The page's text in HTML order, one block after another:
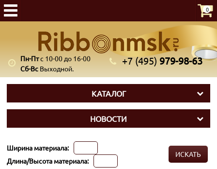
0
Пн-Птс 10-00 до 16-00
Сб-Вс Выходной.
+7 (495) 979-98-63
КАТАЛОГ
НОВОСТИ
Ширина материала:
Длина/Высота материала:
ИСКАТЬ